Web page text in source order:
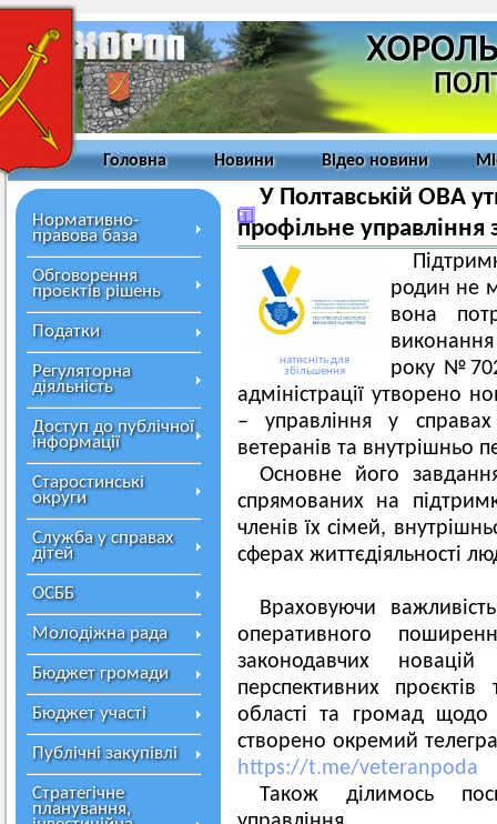
Головна Новини Відео новини
Нормативно-
правова база
Обговорення
проєктів рішень
Податки
Регуляторна
діяльність
Доступ до публічної
інформації
Старостинські
округи
Служба у справах
дітей
ОСББ
Молодіжна рада
Бюджет громади
Бюджет участі
Публічні закупівлі
Стратегічне
планування,
У Полтавській ОВА
профільне управління
натисніть для
збільшення
родин не
вона
року №702
адміністрації утворено
– управління у справах
ветеранів та внутрішньо
Основне його
спрямованих на
членів їх сімей,
сферах життєдіяльності
Враховуючи
оперативного
законодавчих
перспективних
області та громад щодо
створено окремий
https://t.me/veteranpoda
Також ділимось